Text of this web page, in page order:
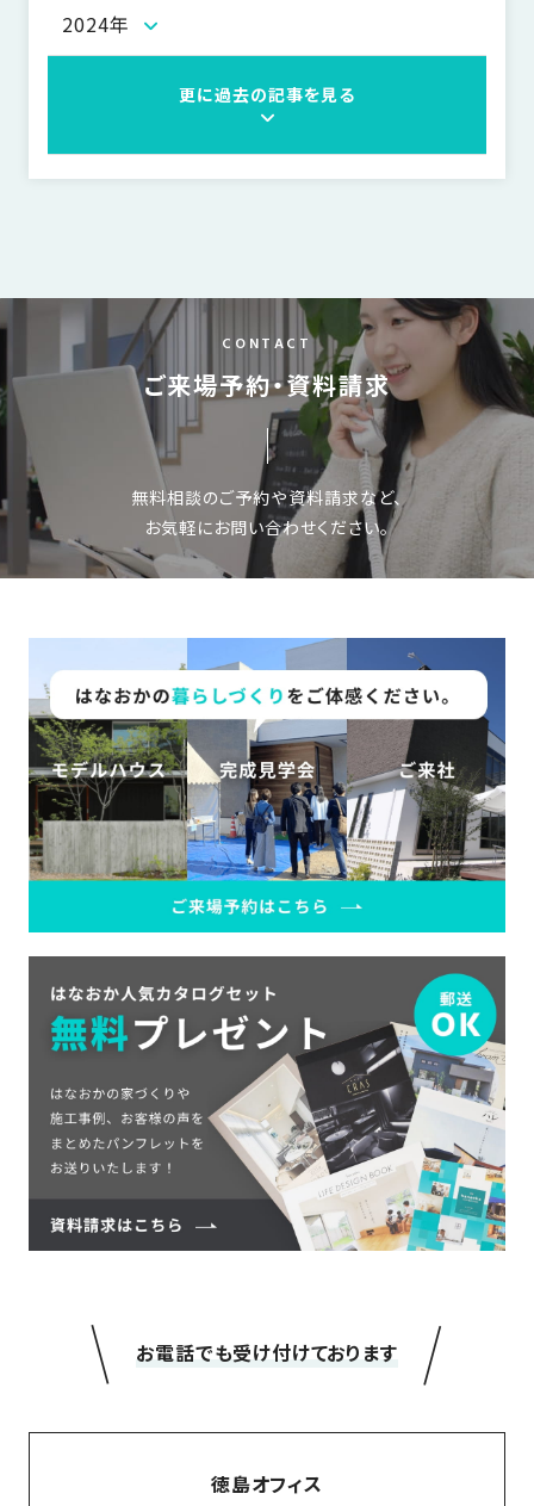
2024年
更に過去の記事を見る
CONTACT
ご来場予約・資料請求
無料相談のご予約や資料請求など、
お気軽にお問い合わせください。
＼お電話でも受け付けております／
徳島オフィス